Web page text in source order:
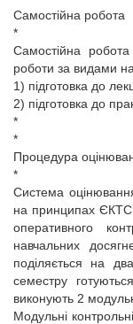
Самостійна робота
*
Самостійна
роботи за видами
1) підготовка до
2) підготовка до
*
*
Процедура
*
Система
на принципах ЄКТС
оперативного
навчальних
поділяється на
семестру
виконують 2
Модульні